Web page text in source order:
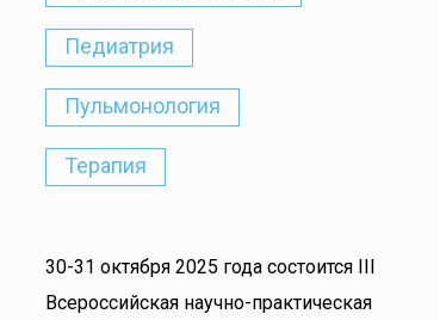
Педиатрия
Пульмонология
Терапия
30-31 октября 2025 года состоится III
Всероссийская научно-практическая